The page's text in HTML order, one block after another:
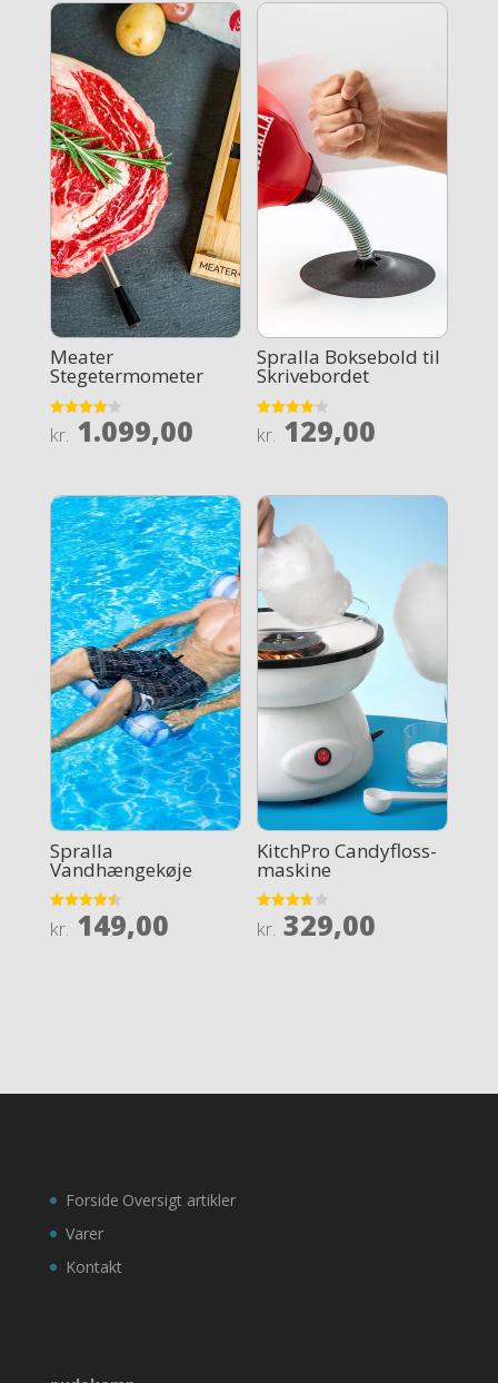
Meater
Stegetermometer
Rated
4.1
kr. 1.099,00
Spralla Boksebold til
Skrivebordet
Rated
4.1
kr. 129,00
Spralla
Vandhængekøje
Rated
4.5
kr. 149,00
KitchPro Candyfloss-
maskine
Rated
3.7
kr. 329,00
Forside
Varer
Kontakt
Oversigt artikler